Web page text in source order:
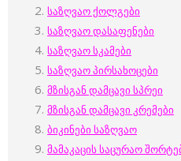
საზღვაო ქოლგები
საზღვაო დასაფენები
საზღვაო სკამები
საზღვაო პირსახოცები
მზისგან დამცავი სპრეი
მზისგან დამცავი კრემები
ბიკინები საზღვაო
მამაკაცის საცურაო